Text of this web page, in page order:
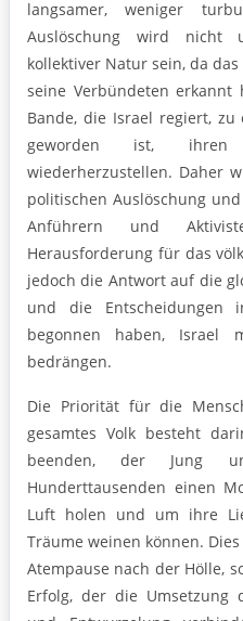
langsamer, weniger
Auslöschung wird nicht
kollektiver Natur sein, da
seine Verbündeten erkannt
Bande, die Israel regiert,
geworden ist,
wiederherzustellen. Daher
politischen Auslöschung
Anführern und
Herausforderung für das
jedoch die Antwort auf die
und die Entscheidungen
begonnen haben, Israel
bedrängen.
Die Priorität für die
gesamtes Volk besteht
beenden, der Jung
Hunderttausenden einen
Luft holen und um ihre
Träume weinen können.
Atempause nach der Hölle,
Erfolg, der die Umsetzung